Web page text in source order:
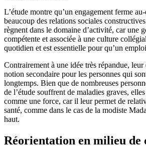
L’étude montre qu’un engagement ferme
beaucoup des relations sociales
règnent dans le domaine d’activité, car une
compétente et associée à une culture
quotidien et est essentielle pour qu’un
Contrairement à une idée très répandue, leur
notion secondaire pour les personnes qui
longtemps. Bien que de nombreuses
de l’étude souffrent de maladies graves,
comme une force, car il leur permet de
santé, comme dans le cas de la modiste
haut.
Réorientation en milieu de